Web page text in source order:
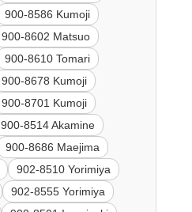
900-8586 Kumoji
900-8602 Matsuo
900-8610 Tomari
900-8678 Kumoji
900-8701 Kumoji
900-8514 Akamine
900-8686 Maejima
902-8510 Yorimiya
902-8555 Yorimiya